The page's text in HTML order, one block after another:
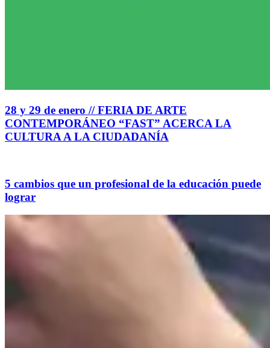
28 y 29 de enero // FERIA DE ARTE
CONTEMPORÁNEO “FAST” ACERCA LA
CULTURA A LA CIUDADANÍA
5 cambios que un profesional de la educación puede
lograr